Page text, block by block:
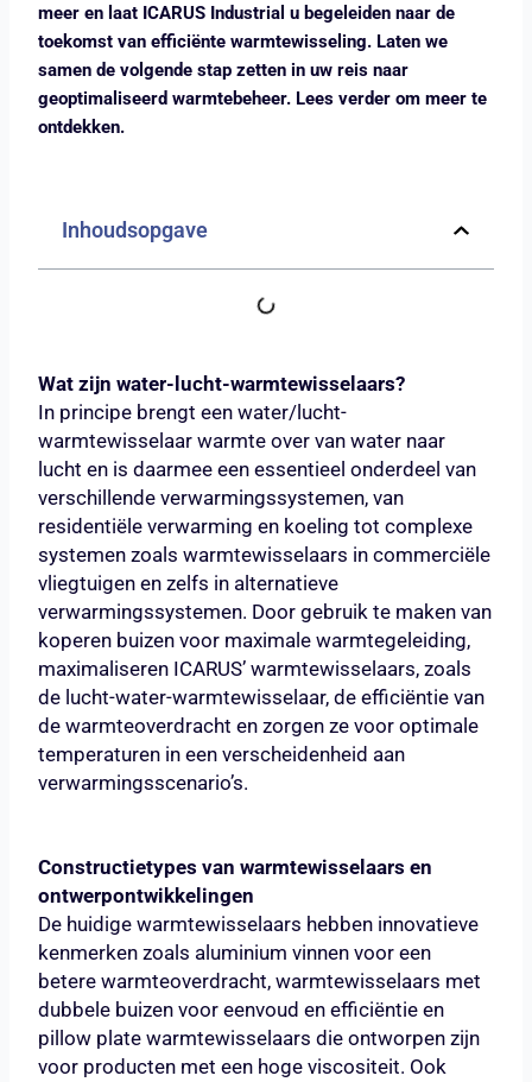
meer en laat ICARUS Industrial u begeleiden naar de
toekomst van efficiënte warmtewisseling. Laten we
samen de volgende stap zetten in uw reis naar
geoptimaliseerd warmtebeheer. Lees verder om meer te
ontdekken.
Inhoudsopgave
Wat zijn water-lucht-warmtewisselaars?
In principe brengt een water/lucht-
warmtewisselaar warmte over van water naar
lucht en is daarmee een essentieel onderdeel van
verschillende verwarmingssystemen, van
residentiële verwarming en koeling tot complexe
systemen zoals warmtewisselaars in commerciële
vliegtuigen en zelfs in alternatieve
verwarmingssystemen. Door gebruik te maken van
koperen buizen voor maximale warmtegeleiding,
maximaliseren ICARUS’ warmtewisselaars, zoals
de lucht-water-warmtewisselaar, de efficiëntie van
de warmteoverdracht en zorgen ze voor optimale
temperaturen in een verscheidenheid aan
verwarmingsscenario’s.
Constructietypes van warmtewisselaars en
ontwerpontwikkelingen
De huidige warmtewisselaars hebben innovatieve
kenmerken zoals aluminium vinnen voor een
betere warmteoverdracht, warmtewisselaars met
dubbele buizen voor eenvoud en efficiëntie en
pillow plate warmtewisselaars die ontworpen zijn
voor producten met een hoge viscositeit. Ook